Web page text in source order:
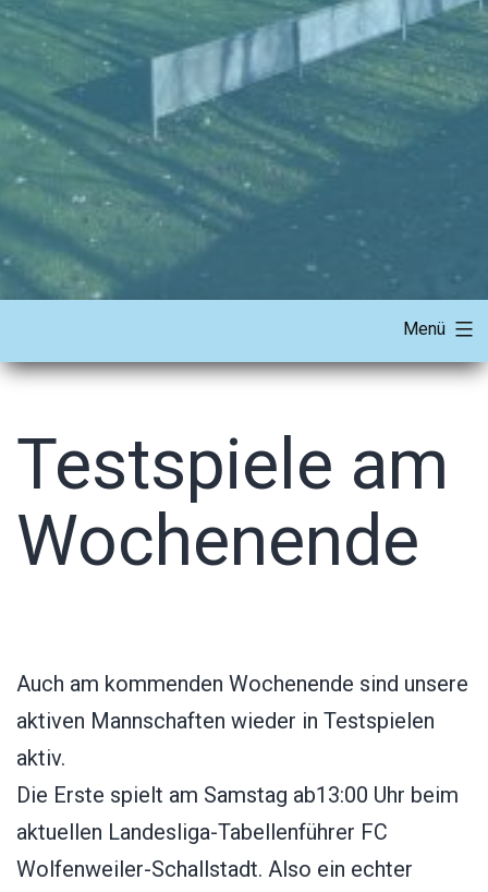
Menü
Testspiele am
Wochenende
Auch am kommenden Wochenende sind unsere
aktiven Mannschaften wieder in Testspielen
aktiv.
Die Erste spielt am Samstag ab13:00 Uhr beim
aktuellen Landesliga-Tabellenführer FC
Wolfenweiler-Schallstadt. Also ein echter